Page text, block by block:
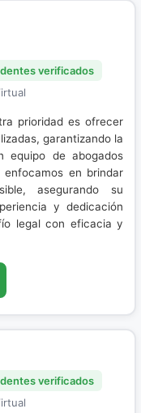
verificados
prioridad es ofrecer
garantizando la
equipo de abogados
enfocamos en brindar
asegurando su
y dedicación
legal con eficacia y
verificados